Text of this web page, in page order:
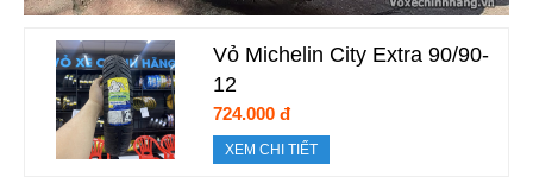
Vỏ Michelin City Extra 90/90-
12
724.000 đ
XEM CHI TIẾT